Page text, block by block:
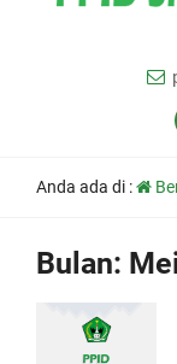
Anda ada di :
Bulan: